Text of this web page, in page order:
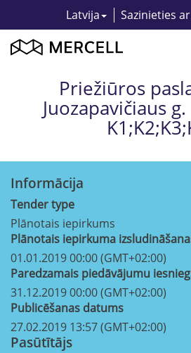
Latvija Sazinieties
Priežiūros
Juozapavičiaus
Informācija
Tender type
Plānotais iepirkums
Plānotais iepirkuma
01.01.2019 00:00 (GMT+02:00)
Paredzamais piedāvājumu
31.12.2019 00:00 (GMT+02:00)
Publicēšanas datums
27.02.2019 13:57 (GMT+02:00)
Pasūtītājs